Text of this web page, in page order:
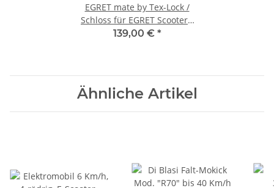
EGRET mate by Tex-Lock /
Schloss für EGRET Scooter -
die "Schlange" ;-)
139,00 € *
Ähnliche Artikel